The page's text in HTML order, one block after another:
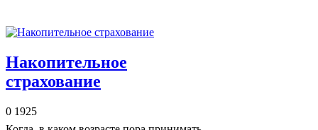
Накопительное
страхование
0 1925